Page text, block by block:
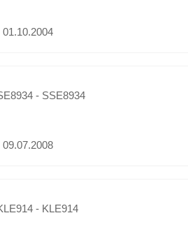
01.10.2004
09.07.2008